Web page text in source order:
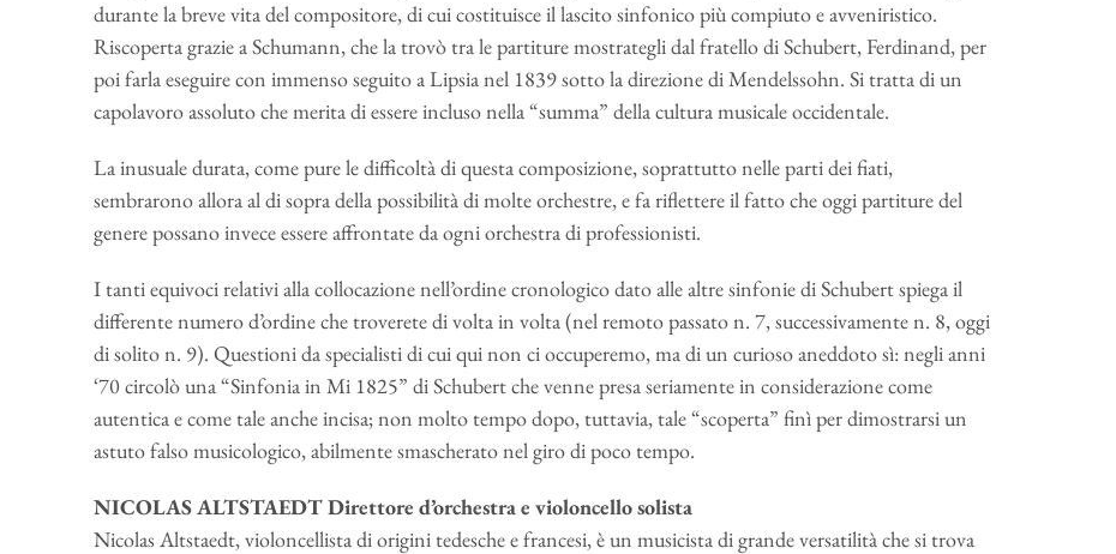
durante la breve vita del compositore, di cui costituisce il lascito sinfonico più compiuto e avveniristico.
Riscoperta grazie a Schumann, che la trovò tra le partiture mostrategli dal fratello di Schubert, Ferdinand, per
poi farla eseguire con immenso seguito a Lipsia nel 1839 sotto la direzione di Mendelssohn. Si tratta di un
capolavoro assoluto che merita di essere incluso nella “summa” della cultura musicale occidentale.
La inusuale durata, come pure le difficoltà di questa composizione, soprattutto nelle parti dei fiati,
sembrarono allora al di sopra della possibilità di molte orchestre, e fa riflettere il fatto che oggi partiture del
genere possano invece essere affrontate da ogni orchestra di professionisti.
I tanti equivoci relativi alla collocazione nell’ordine cronologico dato alle altre sinfonie di Schubert spiega il
differente numero d’ordine che troverete di volta in volta (nel remoto passato n. 7, successivamente n. 8, oggi
di solito n. 9). Questioni da specialisti di cui qui non ci occuperemo, ma di un curioso aneddoto sì: negli anni
‘70 circolò una “Sinfonia in Mi 1825” di Schubert che venne presa seriamente in considerazione come
autentica e come tale anche incisa; non molto tempo dopo, tuttavia, tale “scoperta” finì per dimostrarsi un
astuto falso musicologico, abilmente smascherato nel giro di poco tempo.
NICOLAS ALTSTAEDT Direttore d’orchestra e violoncello solista
Nicolas Altstaedt, violoncellista di origini tedesche e francesi, è un musicista di grande versatilità che si trova